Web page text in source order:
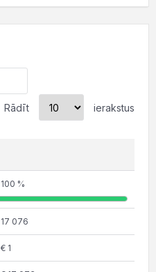
Rādīt ierakstus
100 %
17 076
€ 1